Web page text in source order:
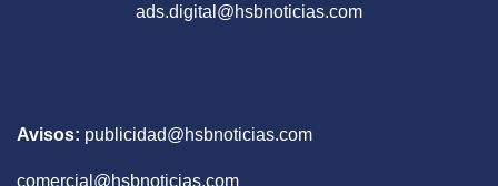
ads.digital@hsbnoticias.com
Avisos: publicidad@hsbnoticias.com
comercial@hsbnoticias.com